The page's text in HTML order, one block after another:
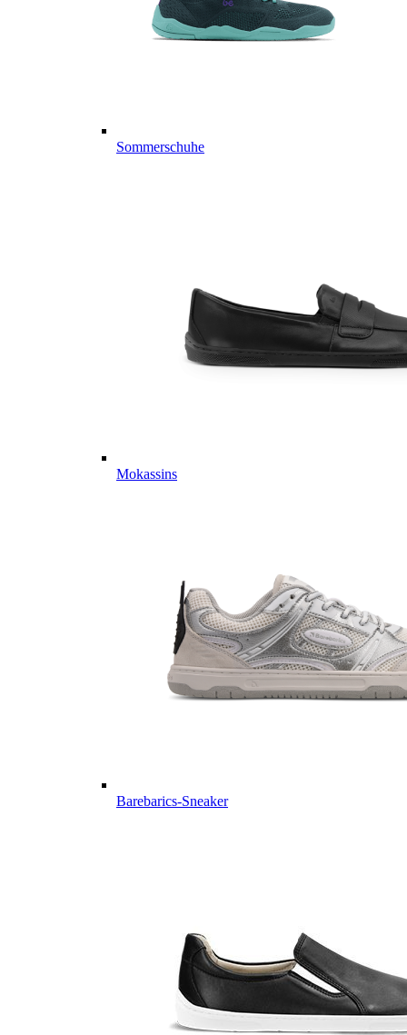
Sommerschuhe
Mokassins
Barebarics-Sneaker